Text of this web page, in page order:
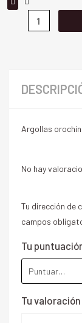
Argollas
No hay
Tu dirección de
campos
Tu
Tu valoración